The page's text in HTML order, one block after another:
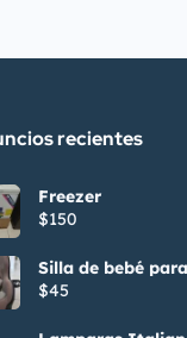
recientes
Freezer
$150
Silla de bebé
Evenflo
$45